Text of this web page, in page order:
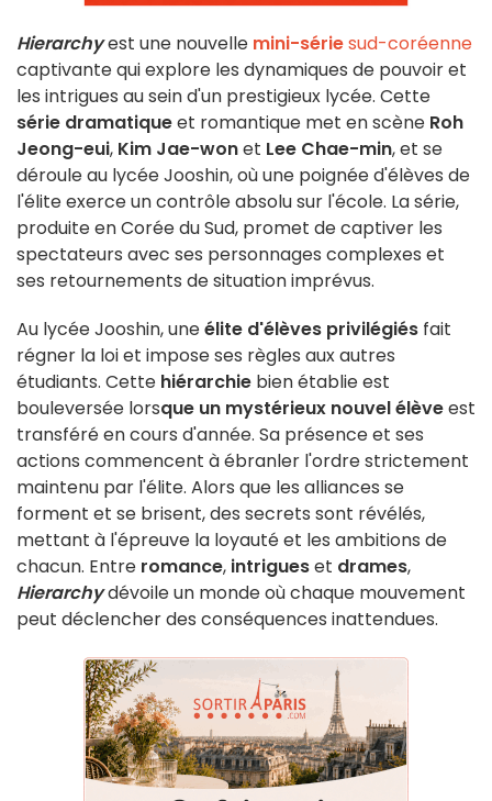
Hierarchyest une nouvelle mini-sériesud-coréenne
captivante qui explore les dynamiques de pouvoir et
les intrigues au sein d'un prestigieux lycée. Cette
série dramatiqueet romantique met en scène Roh
Jeong-eui, Kim Jae-wonet Lee Chae-min, et se
déroule au lycée Jooshin, où une poignée d'élèves de
l'élite exerce un contrôle absolu sur l'école. La série,
produite en Corée du Sud, promet de captiver les
spectateurs avec ses personnages complexes et
ses retournements de situation imprévus.
Au lycée Jooshin, uneélite d'élèves privilégiés fait
régner la loi et impose ses règles aux autres
étudiants. Cette hiérarchie bien établie est
bouleversée lorsque un mystérieux nouvel élèveest
transféré en cours d'année. Sa présence et ses
actions commencent à ébranler l'ordre strictement
maintenu par l'élite. Alors que les alliances se
forment et se brisent, des secrets sont révélés,
mettant à l'épreuve la loyauté et les ambitions de
chacun. Entre romance, intrigueset drames,
Hierarchydévoile un monde où chaque mouvement
peut déclencher des conséquences inattendues.